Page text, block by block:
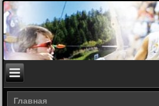
Главная